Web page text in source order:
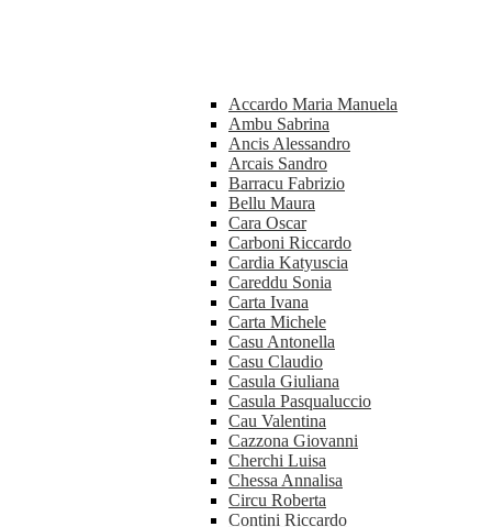
Accardo Maria Manuela
Ambu Sabrina
Ancis Alessandro
Arcais Sandro
Barracu Fabrizio
Bellu Maura
Cara Oscar
Carboni Riccardo
Cardia Katyuscia
Careddu Sonia
Carta Ivana
Carta Michele
Casu Antonella
Casu Claudio
Casula Giuliana
Casula Pasqualuccio
Cau Valentina
Cazzona Giovanni
Cherchi Luisa
Chessa Annalisa
Circu Roberta
Contini Riccardo